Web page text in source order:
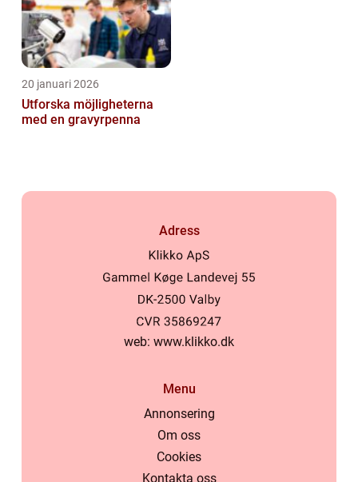
20 januari 2026
Utforska möjligheterna
med en gravyrpenna
Adress
web: www.klikko.dk
Menu
Annonsering
Om oss
Cookies
Kontakta oss